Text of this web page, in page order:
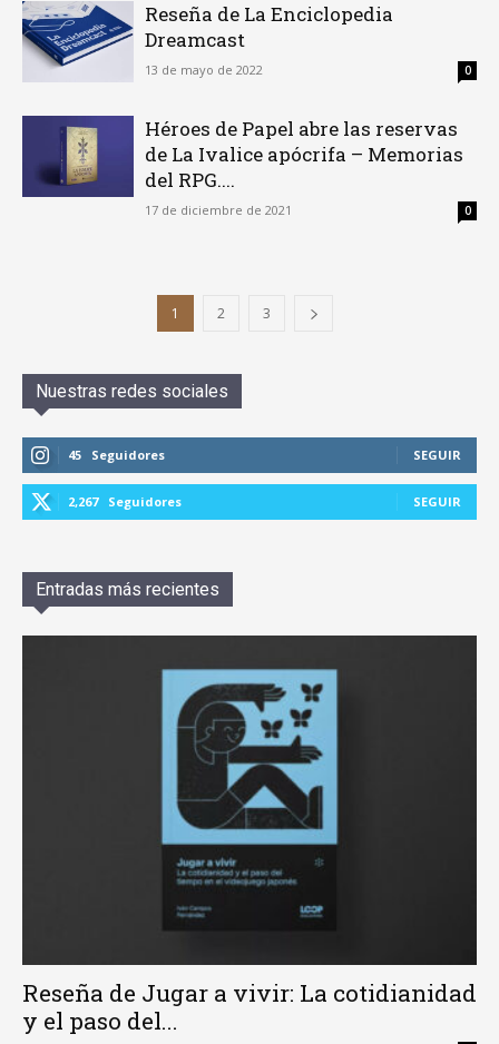
Reseña de La Enciclopedia
Dreamcast
13 de mayo de 2022 0
Héroes de Papel abre las reservas
de La Ivalice apócrifa – Memorias
del RPG....
17 de diciembre de 2021 0
1 2 3
Nuestras redes sociales
45 Seguidores SEGUIR
2,267 Seguidores SEGUIR
Entradas más recientes
Reseña de Jugar a vivir: La cotidianidad
y el paso del...